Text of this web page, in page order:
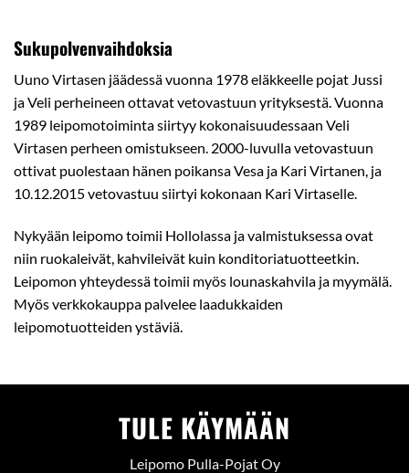
Sukupolvenvaihdoksia
Uuno Virtasen jäädessä vuonna 1978 eläkkeelle pojat Jussi
ja Veli perheineen ottavat vetovastuun yrityksestä. Vuonna
1989 leipomotoiminta siirtyy kokonaisuudessaan Veli
Virtasen perheen omistukseen. 2000-luvulla vetovastuun
ottivat puolestaan hänen poikansa Vesa ja Kari Virtanen, ja
10.12.2015 vetovastuu siirtyi kokonaan Kari Virtaselle.
Nykyään leipomo toimii Hollolassa ja valmistuksessa ovat
niin ruokaleivät, kahvileivät kuin konditoriatuotteetkin.
Leipomon yhteydessä toimii myös lounaskahvila ja myymälä.
Myös verkkokauppa palvelee laadukkaiden
leipomotuotteiden ystäviä.
TULE KÄYMÄÄN
Leipomo Pulla-Pojat Oy